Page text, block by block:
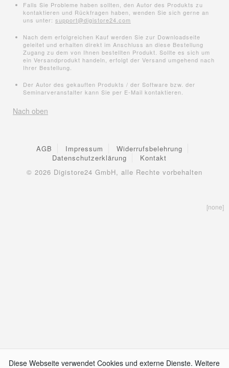
Falls Sie Probleme haben sollten, den Autor des Produkts zu
kontaktieren und Rückfragen haben, wenden Sie sich gerne an
uns unter: support@digistore24.com
Nach dem erfolgreichen Kauf werden Sie zur Downloadseite
geleitet und erhalten direkt im Anschluss an diese Bestellung
Zugang zu dem von Ihnen bestellten Produkt. Sollte es sich um
ein Versandprodukt handeln, erfolgt der Versand umgehend nach
Ihrer Bestellung.
Der Autor des gekauften Produkts / der Software bzw. der
Seminarveranstalter kann Sie per E-Mail kontaktieren.
Nach oben
AGB Impressum
Widerrufsbelehrung
Datenschutzerklärung
Kontakt
© 2026 Digistore24 GmbH, alle Rechte vorbehalten
[none]